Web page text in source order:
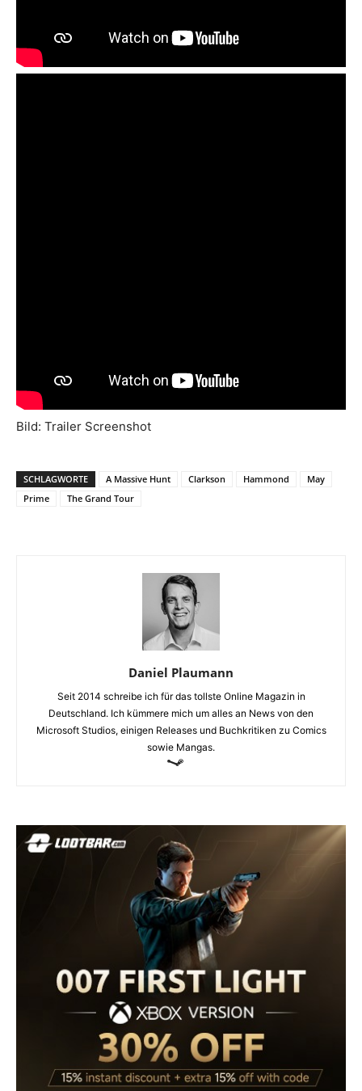
Bild: Trailer Screenshot
SCHLAGWORTE A Massive Hunt Clarkson Hammond
May
Prime
The Grand Tour
Daniel Plaumann
Seit 2014 schreibe ich für das tollste Online Magazin in
Deutschland. Ich kümmere mich um alles an News von den
Microsoft Studios, einigen Releases und Buchkritiken zu Comics
sowie Mangas.